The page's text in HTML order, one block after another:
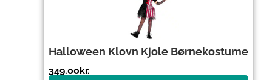
Halloween Klovn Kjole Børnekostume
349.00kr.